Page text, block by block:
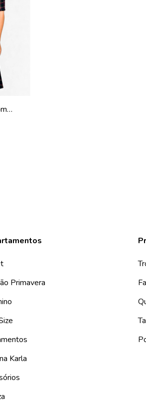
Primavera
Karla